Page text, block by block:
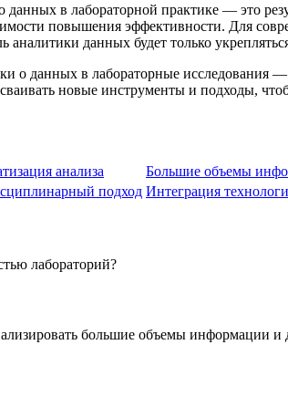
в лабораторной практике — это
повышения эффективности. Для
данных будет только
о данных в лабораторные исследования
новые инструменты и подходы,
анализа Большие объемы
подход Интеграция
лабораторий?
большие объемы информации и